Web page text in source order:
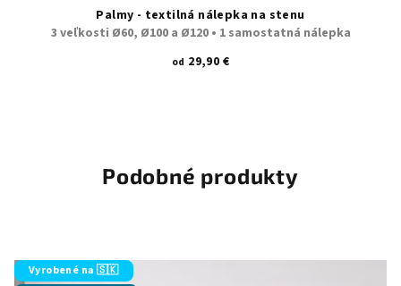
Palmy - textilná nálepka na stenu
3 veľkosti Ø60, Ø100 a Ø120 • 1 samostatná nálepka
od 29,90 €
Podobné produkty
Vyrobené na 🇸🇰